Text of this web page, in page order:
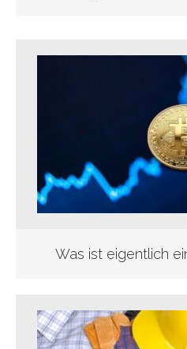
Was ist eigentlich